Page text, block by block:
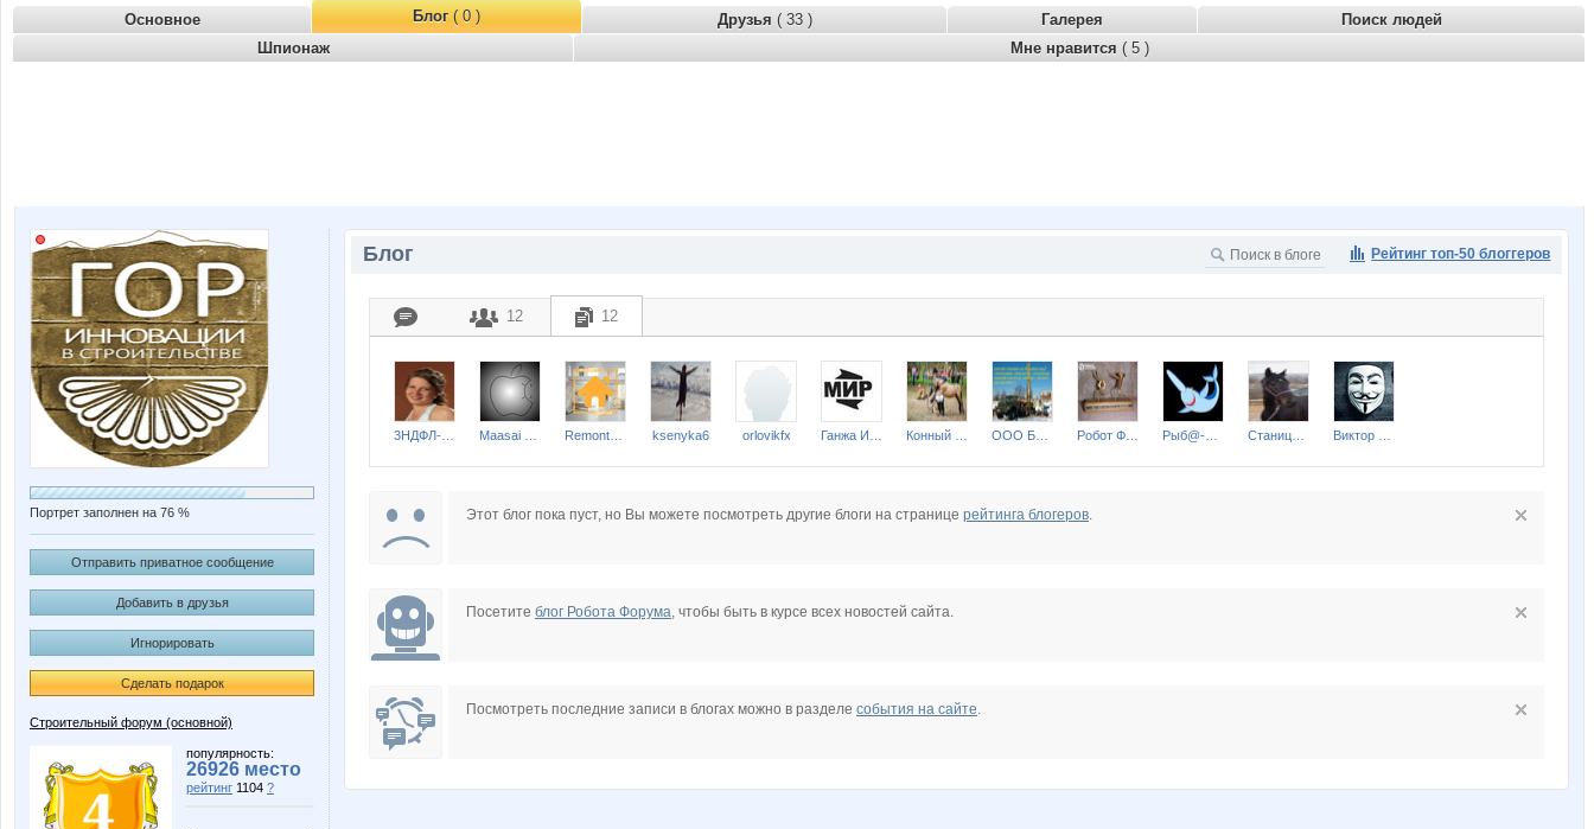
Основное Блог( 0 ) Друзья ( 33 ) Галерея
Поиск людей
Шпионаж
Мне нравится ( 5 )
Портрет заполнен на 76 %
Отправить приватное сообщение
Добавить в друзья
Игнорировать
Сделать подарок
Строительный форум (основной)
популярность:
26926 место
рейтинг 1104 ?
Рейтинг топ-50 блоггеров
Блог
12 12
ksenyka6 orlovikfx
Этот блог пока пуст, но Вы можете посмотреть другие блоги на странице рейтинга блогеров.
Посетите блог Робота Форума, чтобы быть в курсе всех новостей сайта.
Посмотреть последние записи в блогах можно в разделе события на сайте.